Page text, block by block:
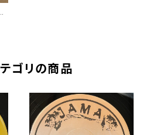
ゴリの商品